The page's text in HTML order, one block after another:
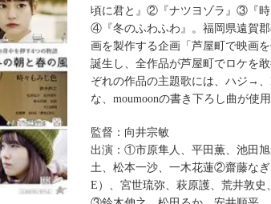
頃に君と』②『ナツヨゾラ』③『時
④『冬のふわふわ』。福岡県遠賀
画を製作する企画「芦屋町で映画
誕生し、全作品が芦屋町でロケを
ぞれの作品の主題歌には、ハジ→
な、moumoonの書き下ろし曲が使
監督：向井宗敏
出演：①市原隼人、平田薫、池田旭
土、松本一沙、一木花蓮②齋藤な
E）、宮世琉弥、萩原護、荒井敦史